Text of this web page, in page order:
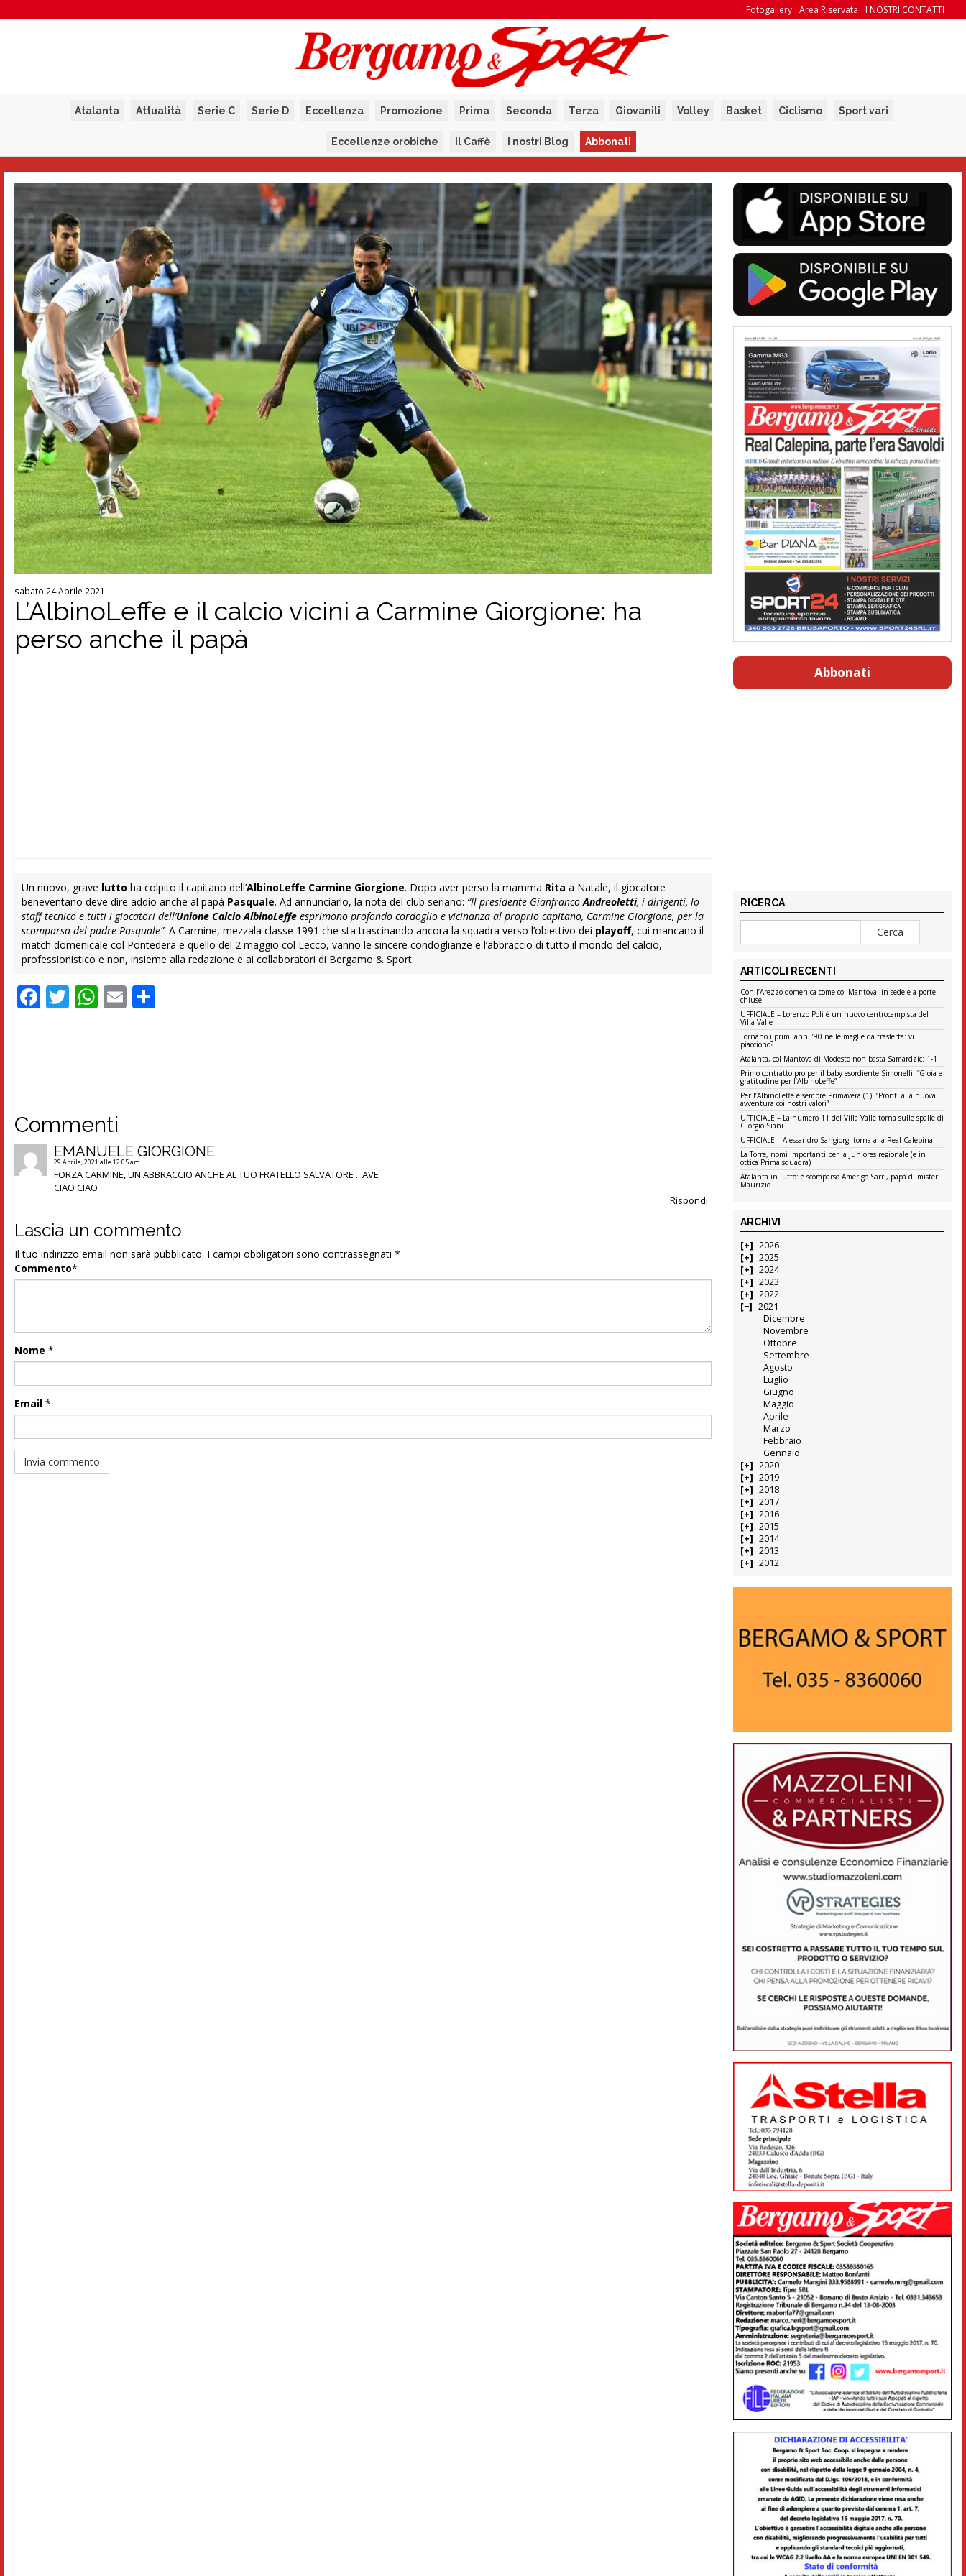
I NOSTRI CONTATTI
Area Riservata
Fotogallery
Atalanta Attualità Serie C Serie D Eccellenza Promozione Prima Seconda Terza Giovanili Volley Basket Ciclismo Sport vari
Eccellenze orobiche Il Caffè I nostri Blog Abbonati
sabato 24 Aprile 2021
L’AlbinoLeffe e il calcio vicini a Carmine Giorgione: ha
perso anche il papà
Un nuovo, grave lutto ha colpito il capitano dell’AlbinoLeffe Carmine Giorgione. Dopo aver perso la mamma Rita a Natale, il giocatore
beneventano deve dire addio anche al papà Pasquale. Ad annunciarlo, la nota del club seriano: “Il presidente GianfrancoAndreoletti, i dirigenti, lo
staff tecnico e tutti i giocatori dell’Unione Calcio AlbinoLeffe esprimono profondo cordoglio e vicinanza al proprio capitano, Carmine Giorgione, per la
scomparsa del padre Pasquale”. A Carmine, mezzala classe 1991 che sta trascinando ancora la squadra verso l’obiettivo dei playoff, cui mancano il
match domenicale col Pontedera e quello del 2 maggio col Lecco, vanno le sincere condoglianze e l’abbraccio di tutto il mondo del calcio,
professionistico e non, insieme alla redazione e ai collaboratori di Bergamo & Sport.
Facebook
Twitter
WhatsApp
Email
Commenti
EMANUELE GIORGIONE
29 Aprile, 2021 alle 12:05 am
FORZA CARMINE, UN ABBRACCIO ANCHE AL TUO FRATELLO SALVATORE .. AVE
CIAO CIAO
Rispondi
Lascia un commento
Il tuo indirizzo email non sarà pubblicato. I campi obbligatori sono contrassegnati*
Commento*
Nome *
Email *
Abbonati
RICERCA
ARTICOLI RECENTI
Con l’Arezzo domenica come col Mantova: in sede e a porte
chiuse
UFFICIALE – Lorenzo Poli è un nuovo centrocampista del
Villa Valle
Tornano i primi anni ’90 nelle maglie da trasferta: vi
piacciono?
Atalanta, col Mantova di Modesto non basta Samardzic: 1-1
Primo contratto pro per il baby esordiente Simonelli: “Gioia e
gratitudine per l’AlbinoLeffe”
Per l’AlbinoLeffe è sempre Primavera (1): “Pronti alla nuova
avventura coi nostri valori”
UFFICIALE – La numero 11 del Villa Valle torna sulle spalle di
Giorgio Siani
UFFICIALE – Alessandro Sangiorgi torna alla Real Calepina
La Torre, nomi importanti per la Juniores regionale (e in
ottica Prima squadra)
Atalanta in lutto: è scomparso Amerigo Sarri, papà di mister
Maurizio
ARCHIVI
2026
2025
2024
2023
2022
2021
Dicembre
Novembre
Ottobre
Settembre
Agosto
Luglio
Giugno
Maggio
Aprile
Marzo
Febbraio
Gennaio
2020
2019
2018
2017
2016
2015
2014
2013
2012